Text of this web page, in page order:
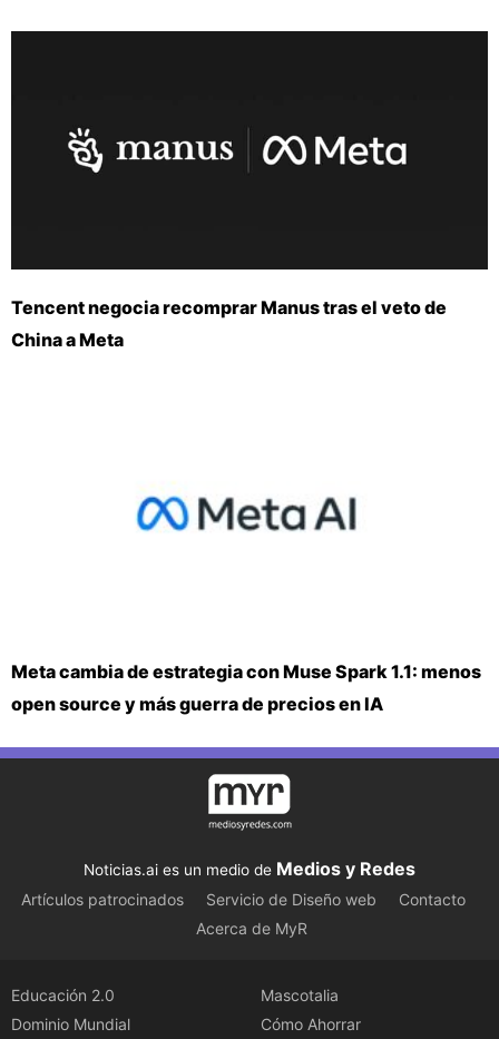
Tencent negocia recomprar Manus tras el veto de
China a Meta
Meta cambia de estrategia con Muse Spark 1.1: menos
open source y más guerra de precios en IA
Noticias.ai es un medio de Medios y Redes
Artículos patrocinados Servicio de Diseño web
Contacto
Acerca de MyR
Educación 2.0
Dominio Mundial
Mascotalia
Cómo Ahorrar